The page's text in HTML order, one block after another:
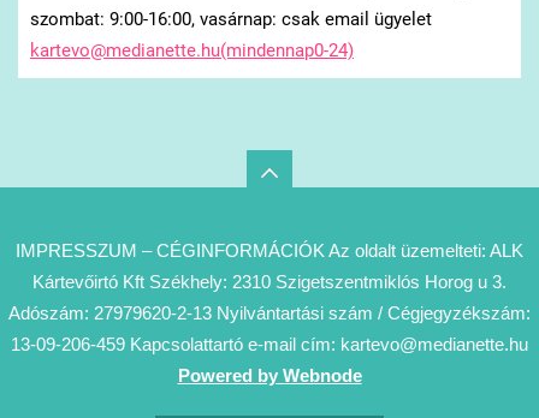
szombat: 9:00-16:00, vasárnap: csak email ügyelet
kartevo@medianette.hu(mindennap0-24)
IMPRESSZUM – CÉGINFORMÁCIÓK Az oldalt üzemelteti: ALK
Kártevőirtó Kft Székhely: 2310 Szigetszentmiklós Horog u 3.
Adószám: 27979620-2-13 Nyilvántartási szám / Cégjegyzékszám:
13-09-206-459 Kapcsolattartó e-mail cím: kartevo@medianette.hu
Powered by Webnode